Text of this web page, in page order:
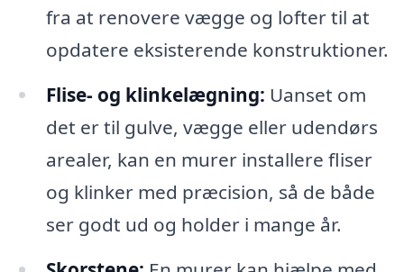
fra at renovere vægge og lofter til at
opdatere eksisterende konstruktioner.
Flise- og klinkelægning: Uanset om
det er til gulve, vægge eller udendørs
arealer, kan en murer installere fliser
og klinker med præcision, så de både
ser godt ud og holder i mange år.